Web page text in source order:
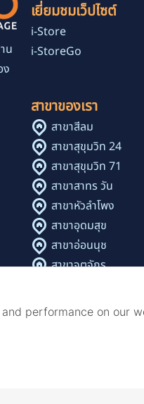
น
ง
เยี่ยมชมเว็ปไซต์
i-Store
i-StoreGo
สาขาของเรา
สาขาสีลม
สาขาสุขุมวิท 24
สาขาสุขุมวิท 71
สาขาสาทร วัน
สาขาหัวลำโพง
สาขาอุดมสุข
สาขาอ่อนนุช
สาขาจตุจักร
performance on our